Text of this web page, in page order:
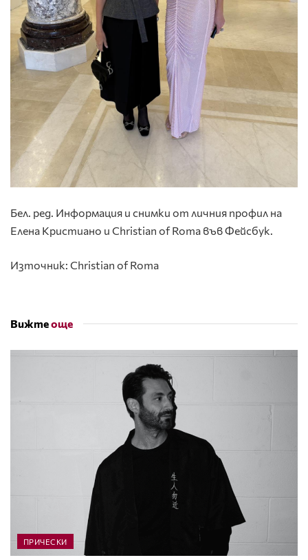
Бел. ред. Информация и снимки от личния профил на
Елена Кристиано и Christian of Roma във Фейсбук.
Източник: Christian of Roma
Вижтеоще
ПРИЧЕСКИ